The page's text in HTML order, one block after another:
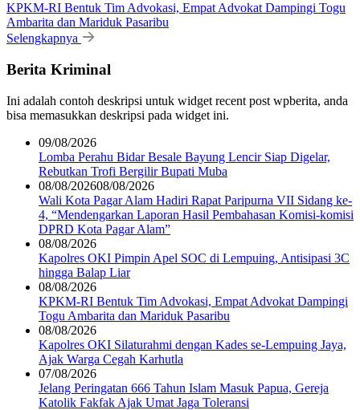
KPKM-RI Bentuk Tim Advokasi, Empat Advokat Dampingi Togu
Ambarita dan Mariduk Pasaribu
Selengkapnya
Berita Kriminal
Ini adalah contoh deskripsi untuk widget recent post wpberita, anda
bisa memasukkan deskripsi pada widget ini.
09/08/2026
Lomba Perahu Bidar Besale Bayung Lencir Siap Digelar,
Rebutkan Trofi Bergilir Bupati Muba
08/08/202608/08/2026
Wali Kota Pagar Alam Hadiri Rapat Paripurna VII Sidang ke-
4, “Mendengarkan Laporan Hasil Pembahasan Komisi-komisi
DPRD Kota Pagar Alam”
08/08/2026
Kapolres OKI Pimpin Apel SOC di Lempuing, Antisipasi 3C
hingga Balap Liar
08/08/2026
KPKM-RI Bentuk Tim Advokasi, Empat Advokat Dampingi
Togu Ambarita dan Mariduk Pasaribu
08/08/2026
Kapolres OKI Silaturahmi dengan Kades se-Lempuing Jaya,
Ajak Warga Cegah Karhutla
07/08/2026
Jelang Peringatan 666 Tahun Islam Masuk Papua, Gereja
Katolik Fakfak Ajak Umat Jaga Toleransi